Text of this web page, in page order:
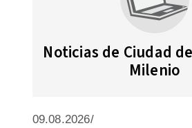
Noticias de Ciudad
Milenio
09.08.2026/